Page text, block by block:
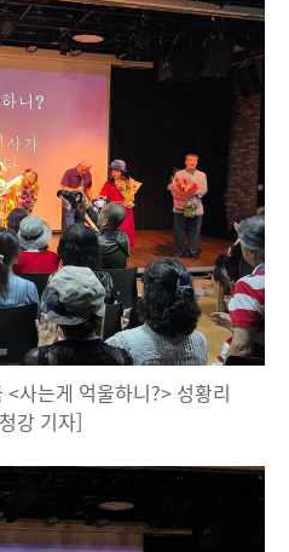
사는게 억울하니?> 성황리
강 기자]